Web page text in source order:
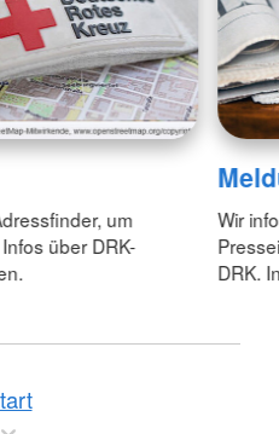
um
über DRK-
Wir
DRK.